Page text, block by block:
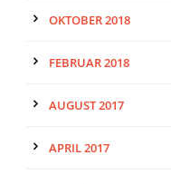
OKTOBER 2018
FEBRUAR 2018
AUGUST 2017
APRIL 2017